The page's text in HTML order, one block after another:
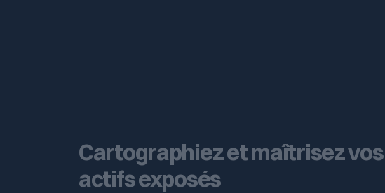
Cartographiez et maîtrisez vos
actifs exposés